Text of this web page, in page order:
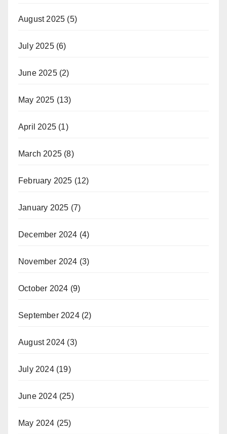
August 2025 (5)
July 2025(6)
June 2025(2)
May 2025 (13)
April 2025 (1)
March 2025 (8)
February 2025 (12)
January 2025 (7)
December 2024 (4)
November 2024 (3)
October 2024 (9)
September 2024(2)
August 2024 (3)
July 2024(19)
June 2024(25)
May 2024 (25)